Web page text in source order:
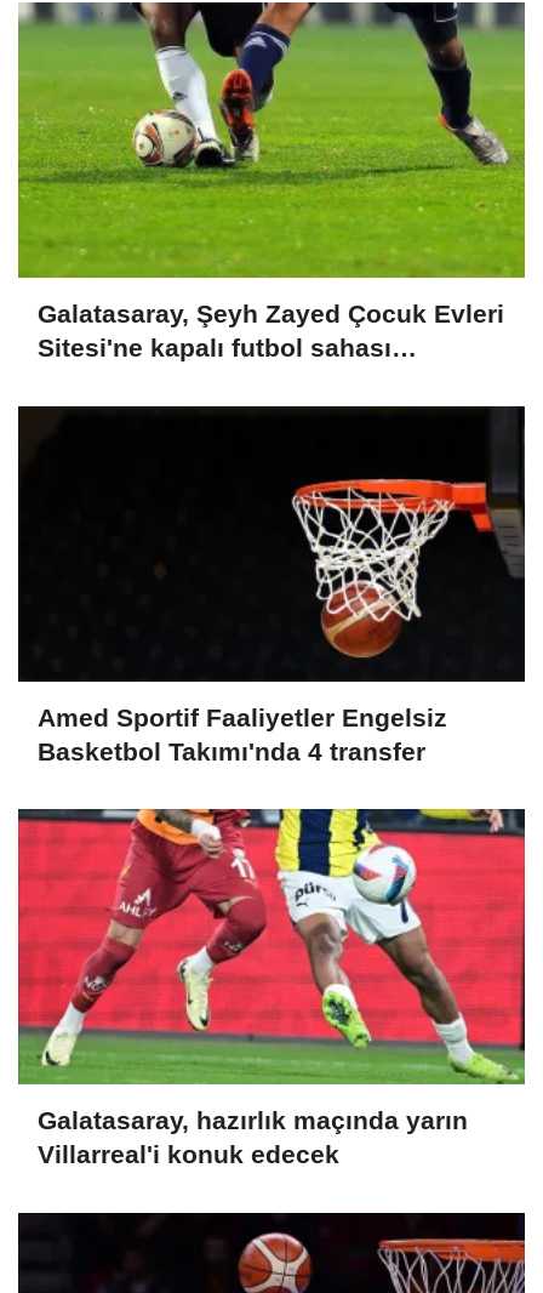
Galatasaray, Şeyh Zayed Çocuk Evleri
Sitesi'ne kapalı futbol sahası
Amed Sportif Faaliyetler Engelsiz
Basketbol Takımı'nda 4 transfer
Galatasaray, hazırlık maçında yarın
Villarreal'i konuk edecek